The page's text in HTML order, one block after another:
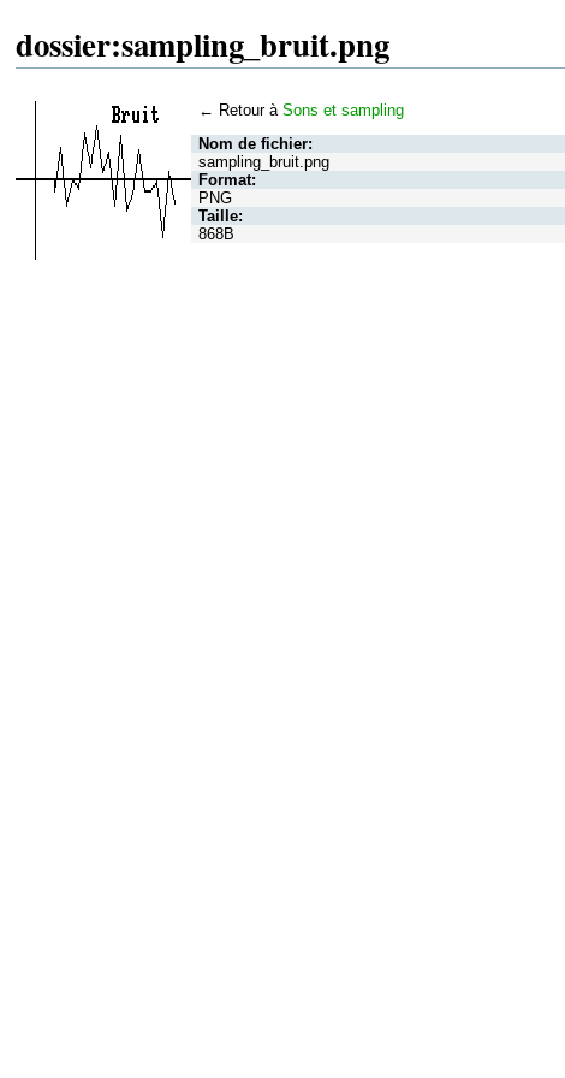
dossier:sampling_bruit.png
← Retour àSons et sampling
Nom de fichier:
sampling_bruit.png
Format:
PNG
Taille:
868B